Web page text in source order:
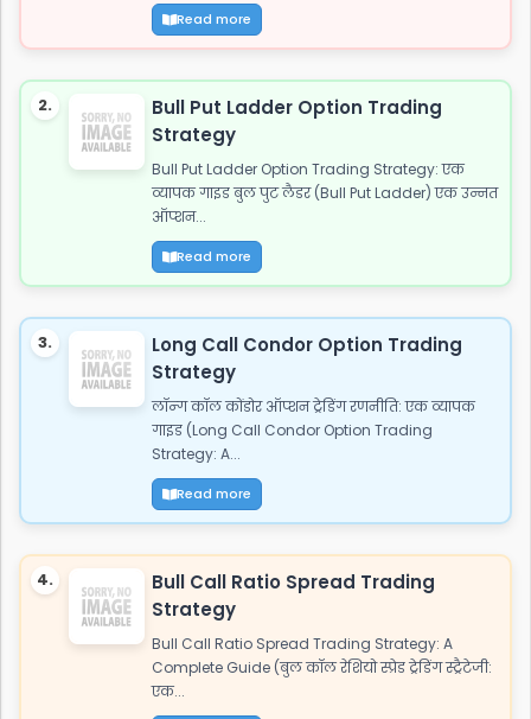
Read more
2.
Bull Put Ladder Option Trading
Strategy
Bull Put Ladder Option Trading Strategy: एक
व्यापक गाइड बुल पुट लैडर (Bull Put Ladder) एक उन्नत
ऑप्शन...
Read more
3.
Long Call Condor Option Trading
Strategy
लॉन्ग कॉल कोंडोर ऑप्शन ट्रेडिंग रणनीति: एक व्यापक
गाइड (Long Call Condor Option Trading
Strategy: A...
Read more
4.
Bull Call Ratio Spread Trading
Strategy
Bull Call Ratio Spread Trading Strategy: A
Complete Guide (बुल कॉल रेशियो स्प्रेड ट्रेडिंग स्ट्रैटेजी:
एक...